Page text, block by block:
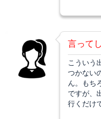
言って
こういう
つかない
ん。もち
ですが、
行くだけ